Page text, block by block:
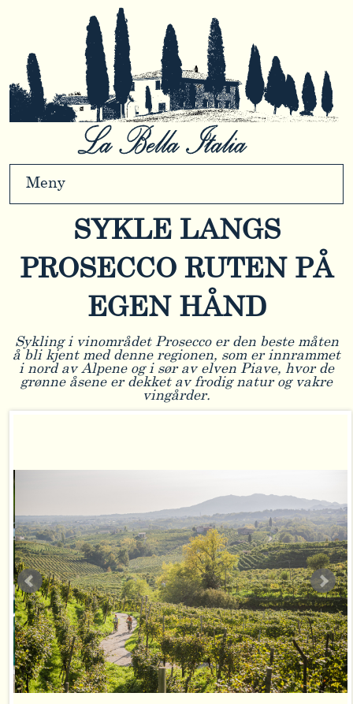
Meny
SYKLE LANGS
PROSECCO RUTEN PÅ
EGEN HÅND
Sykling i vinområdet Prosecco er den beste måten
å bli kjent med denne regionen, som er innrammet
i nord av Alpene og i sør av elven Piave, hvor de
grønne åsene er dekket av frodig natur og vakre
vingårder.